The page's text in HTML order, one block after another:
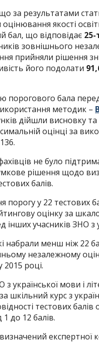
за результатами
якості
бал, що відповідає
зовнішнього
прийняли рішення
його подолати
порогового бала
методик –
дійшли висновку
оцінці за
не було
рішення щодо
балів.
порогу у 22 тестових
оцінку за
інших учасників ЗНО з
набрали менш ніж 22
незалежному
2015 році.
української мови і
за шкільний курс з
тестових
до 12 балів.
експертної